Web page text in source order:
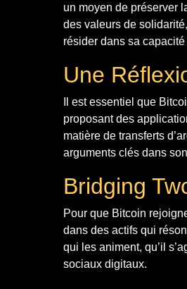
un moyen de préserver
des valeurs de
résider dans sa
Une
Il est essentiel que
proposant des
matière de transferts
arguments clés dans
Bridging
Pour que Bitcoin
dans des actifs qui
qui les animent, qu’il
sociaux digitaux.